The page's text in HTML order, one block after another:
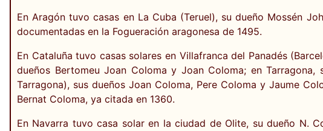
En Aragón tuvo casas en La Cuba (Teruel), su dueño Mossén
documentadas en la Fogueración aragonesa de 1495.
En Cataluña tuvo casas solares en Villafranca del Panadés
dueños Bertomeu Joan Coloma y Joan Coloma; en
Tarragona), sus dueños Joan Coloma, Pere Coloma y Jaume
Bernat Coloma, ya citada en 1360.
En Navarra tuvo casa solar en la ciudad de Olite, su dueño N.